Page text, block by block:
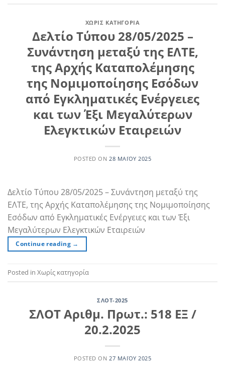
ΧΩΡΊΣ ΚΑΤΗΓΟΡΊΑ
Δελτίο Τύπου 28/05/2025 –
Συνάντηση μεταξύ της ΕΛΤΕ,
της Αρχής Καταπολέμησης
της Νομιμοποίησης Εσόδων
από Εγκληματικές Ενέργειες
και των Έξι Μεγαλύτερων
Ελεγκτικών Εταιρειών
POSTED ON 28 ΜΑΪ́ΟΥ 2025
Δελτίο Τύπου 28/05/2025 – Συνάντηση μεταξύ της
ΕΛΤΕ, της Αρχής Καταπολέμησης της Νομιμοποίησης
Εσόδων από Εγκληματικές Ενέργειες και των Έξι
Μεγαλύτερων Ελεγκτικών Εταιρειών
Continue reading →
Posted in Χωρίς κατηγορία
ΣΛΟΤ-2025
ΣΛΟΤ Αριθμ. Πρωτ.: 518 ΕΞ /
20.2.2025
POSTED ON 27 ΜΑΪ́ΟΥ 2025